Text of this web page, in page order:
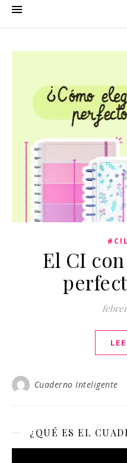
El CI
Cuaderno Inteligente
¿QUÉ ES EL